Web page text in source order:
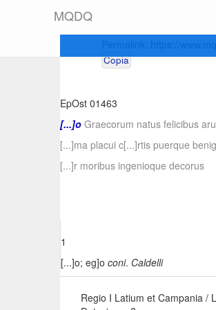
MQDQ
Copia
EpOst 01463
[...]o Graecorum natus felicibus
[...]ma placui c[...]rtis puerque
[...]r moribus ingenioque decorus
1
[...]o; eg]o coni. Caldelli
Regio I Latium et Campania /